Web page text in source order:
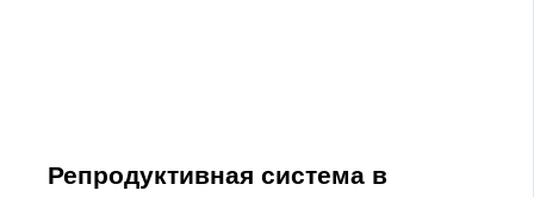
Репродуктивная система в